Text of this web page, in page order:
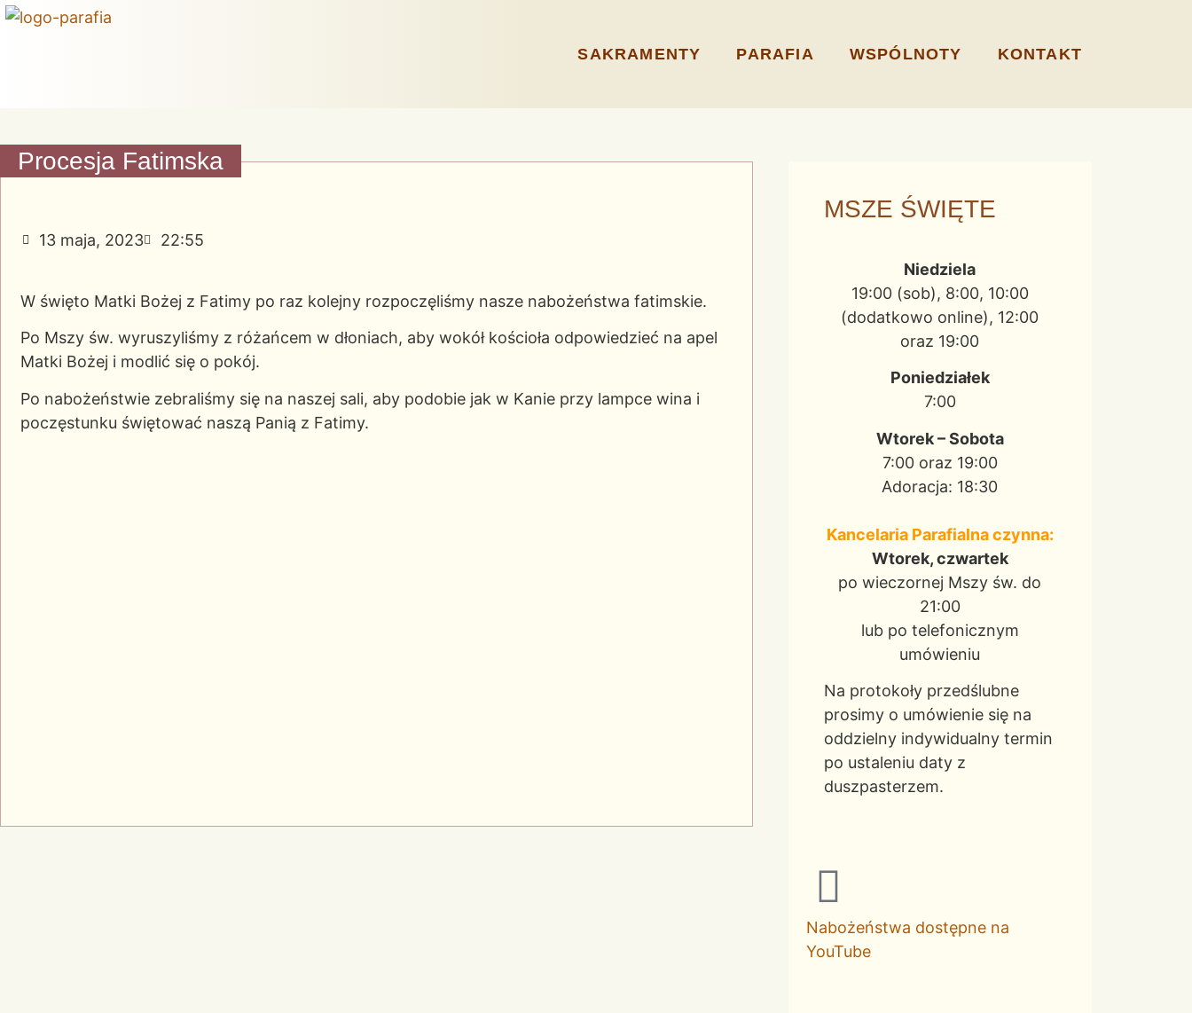
SAKRAMENTY PARAFIA WSPÓLNOTY KONTAKT
Procesja Fatimska
13 maja, 2023 22:55
W święto Matki Bożej z Fatimy po raz kolejny rozpoczęliśmy nasze nabożeństwa fatimskie.
Po Mszy św. wyruszyliśmy z różańcem w dłoniach, aby wokół kościoła odpowiedzieć na apel
Matki Bożej i modlić się o pokój.
Po nabożeństwie zebraliśmy się na naszej sali, aby podobie jak w Kanie przy lampce wina i
poczęstunku świętować naszą Panią z Fatimy.
MSZE ŚWIĘTE
Niedziela
19:00 (sob), 8:00, 10:00
(dodatkowo online), 12:00
oraz 19:00
Poniedziałek
7:00
Wtorek – Sobota
7:00 oraz 19:00
Adoracja: 18:30
Kancelaria Parafialna czynna:
Wtorek, czwartek
po wieczornej Mszy św. do
21:00
lub po telefonicznym
umówieniu
Na protokoły przedślubne
prosimy o umówienie się na
oddzielny indywidualny termin
po ustaleniu daty z
duszpasterzem.
Nabożeństwa dostępne na
YouTube